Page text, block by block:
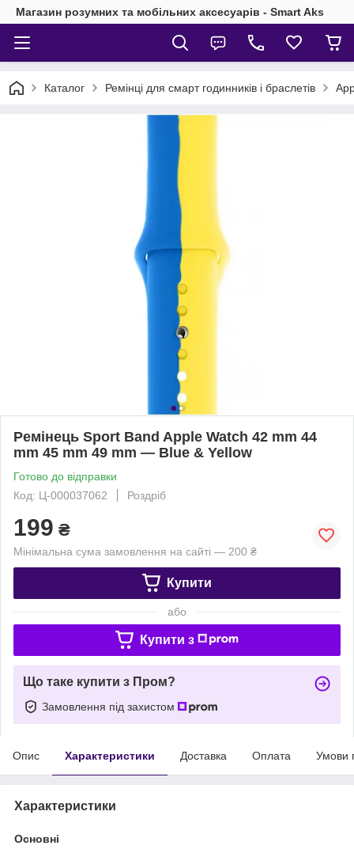
Магазин розумних та мобільних аксесуарів - Smart Aks
Каталог Ремінці для смарт годинників і браслетів
Ремінець Sport Band Apple Watch 42 mm 44
mm 45 mm 49 mm — Blue & Yellow
Готово до відправки
Код: Ц-000037062
Роздріб
199 ₴
Мінімальна сума замовлення на сайті — 200 ₴
Купити
або
Купити з
Що таке купити з Пром?
Замовлення під захистом
Опис Характеристики Доставка Оплата Умови
Характеристики
Основні